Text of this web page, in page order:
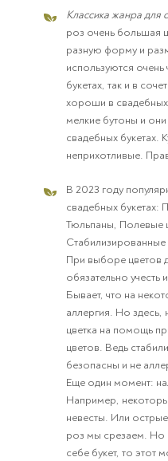
Классика жанра для
роз очень большая
разную форму и
используются
букетах, так и в
хороши в
мелкие бутоны и
свадебных букетах.
неприхотливые.
В 2023 году
свадебных
Тюльпаны, Полевые
Стабилизированные
При выборе цветов
обязательно учесть
Бывает, что на
аллергия. Но здесь,
цветка на помощь
цветов. Ведь
безопасны и не
Еще один момент:
Например,
невесты. Или
роз мы срезаем. Но
себе букет, то этот